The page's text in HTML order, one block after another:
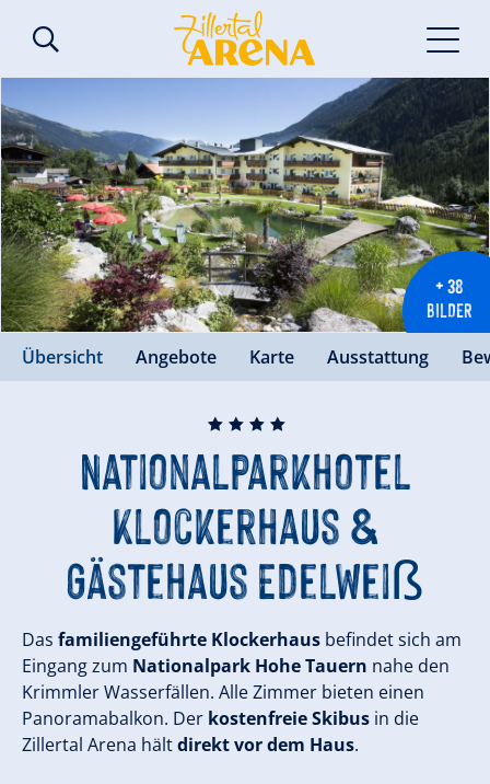
+ 38
BILDER
Übersicht Angebote Karte Ausstattung
🞙 🞙 🞙 🞙
Nationalparkhotel
Klockerhaus &
Gästehaus Edelweiß
Das familiengeführte Klockerhaus befindet sich am
Eingang zum Nationalpark Hohe Tauern nahe den
Krimmler Wasserfällen. Alle Zimmer bieten einen
Panoramabalkon. Der kostenfreie Skibus in die
Zillertal Arena hältdirekt vor dem Haus.